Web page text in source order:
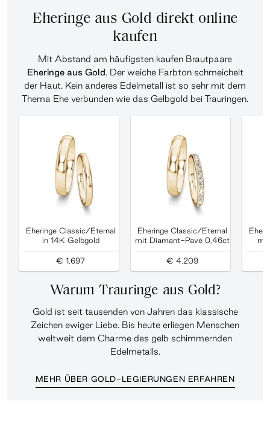
Eheringe aus Gold direkt online
kaufen
Mit Abstand am häufigsten kaufen Brautpaare
Eheringe aus Gold. Der weiche Farbton schmeichelt
der Haut. Kein anderes Edelmetall ist so sehr mit dem
Thema Ehe verbunden wie das Gelbgold bei Trauringen.
Eheringe Classic/Eternal
in 14K Gelbgold
€ 1.697
Eheringe Classic/Eternal
mit Diamant-Pavé 0,46ct
€ 4.209
Warum Trauringe aus Gold?
Gold ist seit tausenden von Jahren das klassische
Zeichen ewiger Liebe. Bis heute erliegen Menschen
weltweit dem Charme des gelb schimmernden
Edelmetalls.
MEHR ÜBER GOLD-LEGIERUNGEN ERFAHREN